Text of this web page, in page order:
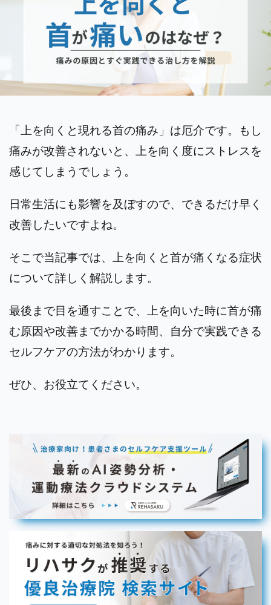
「上を向くと現れる首の痛み」は厄介です。もし
痛みが改善されないと、上を向く度にストレスを
感じてしまうでしょう。
日常生活にも影響を及ぼすので、できるだけ早く
改善したいですよね。
そこで当記事では、上を向くと首が痛くなる症状
について詳しく解説します。
最後まで目を通すことで、上を向いた時に首が痛
む原因や改善までかかる時間、自分で実践できる
セルフケアの方法がわかります。
ぜひ、お役立てください。